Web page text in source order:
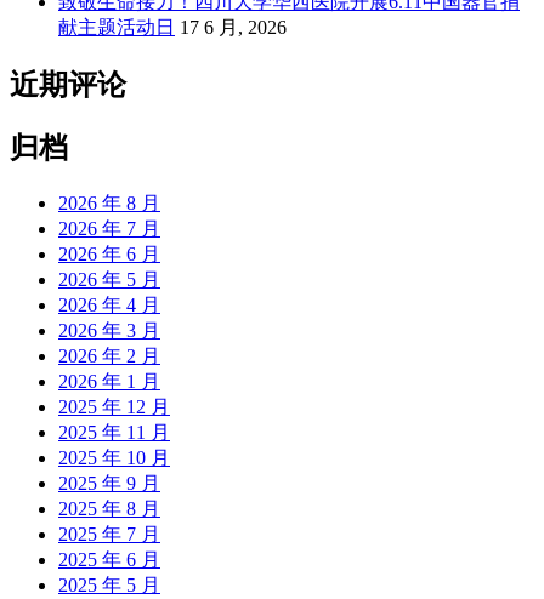
献主题活动日 17 6 月, 2026
近期评论
归档
2026 年 8 月
2026 年 7 月
2026 年 6 月
2026 年 5 月
2026 年 4 月
2026 年 3 月
2026 年 2 月
2026 年 1 月
2025 年 12 月
2025 年 11 月
2025 年 10 月
2025 年 9 月
2025 年 8 月
2025 年 7 月
2025 年 6 月
2025 年 5 月